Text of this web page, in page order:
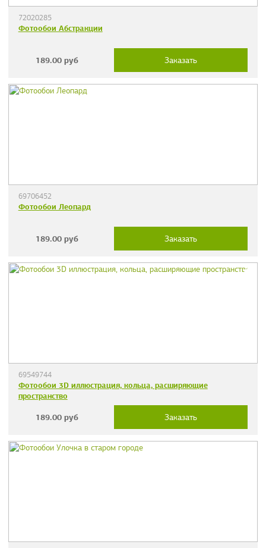
72020285
Фотообои Абстракции
189.00 руб Заказать
69706452
Фотообои Леопард
189.00 руб Заказать
69549744
Фотообои 3D иллюстрация, кольца, расширяющие
пространство
189.00 руб Заказать